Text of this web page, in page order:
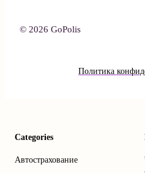
© 2026 GoPolis
Политика
Categories
Автострахование